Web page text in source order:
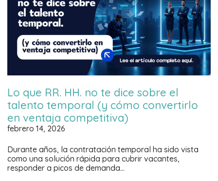
Lo que RR. HH. no te dice sobre el
talento temporal (y cómo convertirlo
en ventaja competitiva)
febrero 14, 2026
Durante años, la contratación temporal ha sido vista
como una solución rápida para cubrir vacantes,
responder a picos de demanda…